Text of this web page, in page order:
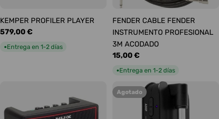
KEMPER PROFILER PLAYER
Precio
habitual
579,00 €
●Entrega en 1-2 días
FENDER CABLE FENDER
INSTRUMENTO PROFESIONAL
3M ACODADO
Precio
habitual
15,00 €
●Entrega en 1-2 días
Agotado